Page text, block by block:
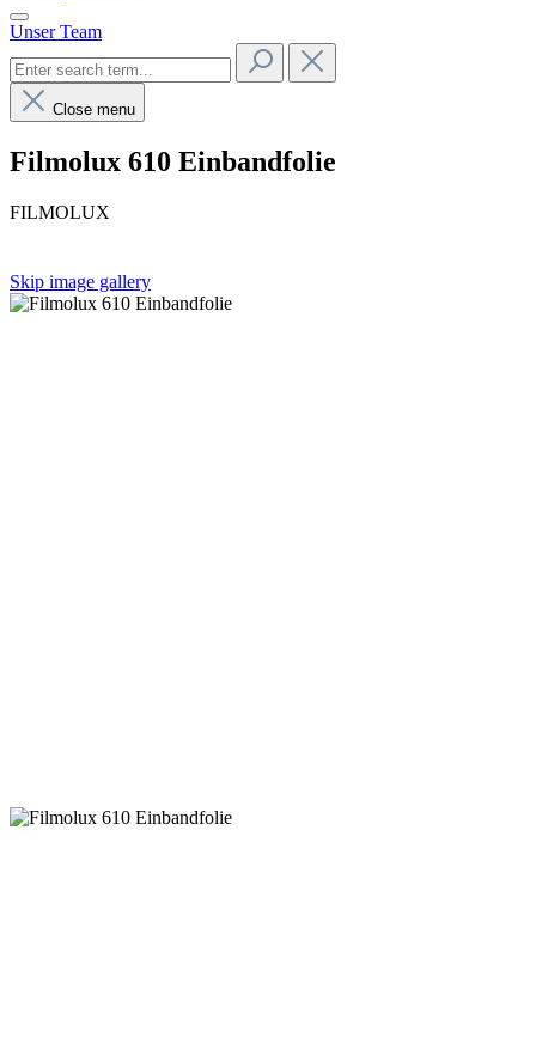
Unser Team
Close menu
Filmolux 610 Einbandfolie
FILMOLUX
Skip image gallery